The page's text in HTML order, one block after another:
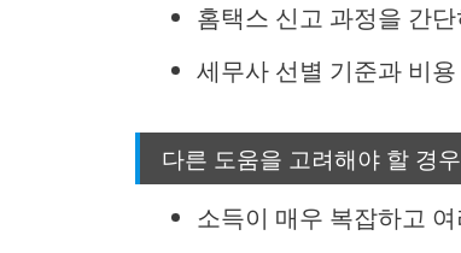
홈택스 신고 과정을 간
세무사 선별 기준과 비
다른 도움을 고려해야 할 경우
소득이 매우 복잡하고